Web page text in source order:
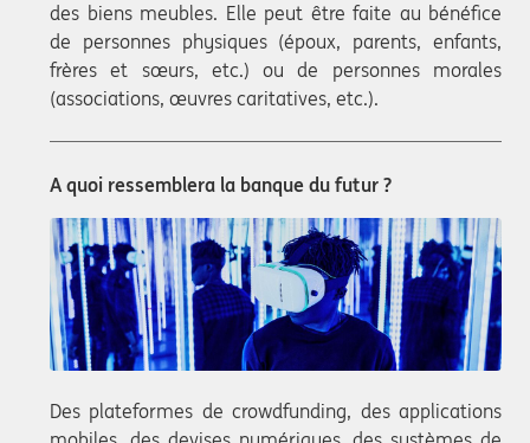
des biens meubles. Elle peut être faite au bénéfice
de personnes physiques (époux, parents, enfants,
frères et sœurs, etc.) ou de personnes morales
(associations, œuvres caritatives, etc.).
A quoi ressemblera la banque du futur ?
Des plateformes de crowdfunding, des applications